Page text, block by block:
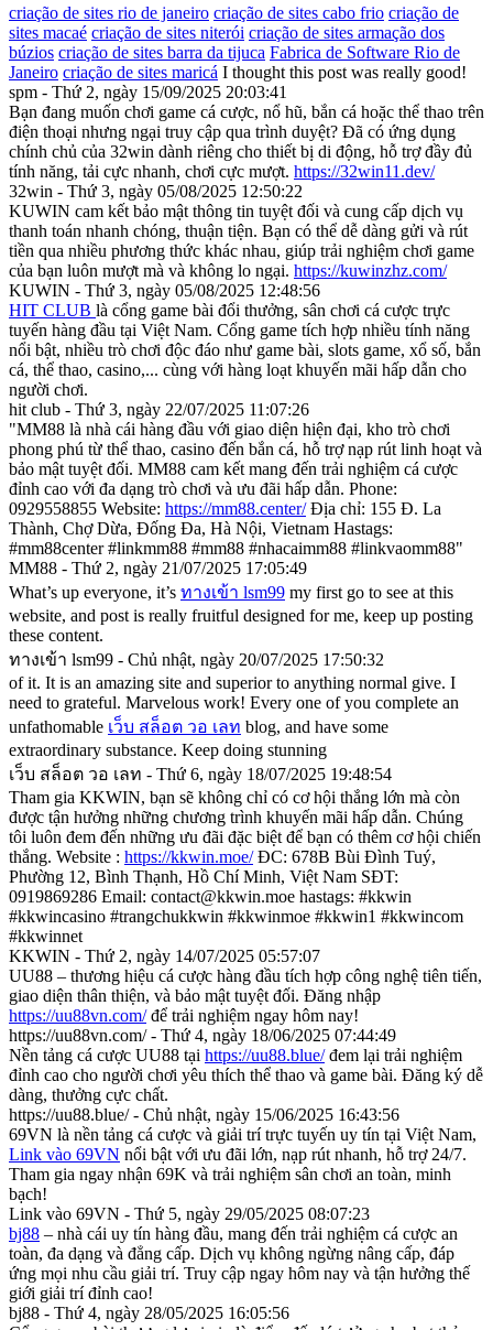
criação de sites rio de janeiro criação de sites cabo frio criação de
sites macaé criação de sites niterói criação de sites armação dos
búzios criação de sites barra da tijuca Fabrica de Software Rio de
Janeiro criação de sites maricá I thought this post was really good!
spm - Thứ 2, ngày 15/09/2025 20:03:41
Bạn đang muốn chơi game cá cược, nổ hũ, bắn cá hoặc thể thao trên
điện thoại nhưng ngại truy cập qua trình duyệt? Đã có ứng dụng
chính chủ của 32win dành riêng cho thiết bị di động, hỗ trợ đầy đủ
tính năng, tải cực nhanh, chơi cực mượt. https://32win11.dev/
32win - Thứ 3, ngày 05/08/2025 12:50:22
KUWIN cam kết bảo mật thông tin tuyệt đối và cung cấp dịch vụ
thanh toán nhanh chóng, thuận tiện. Bạn có thể dễ dàng gửi và rút
tiền qua nhiều phương thức khác nhau, giúp trải nghiệm chơi game
của bạn luôn mượt mà và không lo ngại. https://kuwinzhz.com/
KUWIN - Thứ 3, ngày 05/08/2025 12:48:56
HIT CLUB là cổng game bài đổi thưởng, sân chơi cá cược trực
tuyến hàng đầu tại Việt Nam. Cổng game tích hợp nhiều tính năng
nổi bật, nhiều trò chơi độc đáo như game bài, slots game, xổ số, bắn
cá, thể thao, casino,... cùng với hàng loạt khuyến mãi hấp dẫn cho
người chơi.
hit club - Thứ 3, ngày 22/07/2025 11:07:26
"MM88 là nhà cái hàng đầu với giao diện hiện đại, kho trò chơi
phong phú từ thể thao, casino đến bắn cá, hỗ trợ nạp rút linh hoạt và
bảo mật tuyệt đối. MM88 cam kết mang đến trải nghiệm cá cược
đỉnh cao với đa dạng trò chơi và ưu đãi hấp dẫn. Phone:
0929558855 Website: https://mm88.center/Địa chỉ: 155 Đ. La
Thành, Chợ Dừa, Đống Đa, Hà Nội, Vietnam Hastags:
#mm88center #linkmm88 #mm88 #nhacaimm88 #linkvaomm88"
MM88 - Thứ 2, ngày 21/07/2025 17:05:49
What’s up everyone, it’s ทางเข้า lsm99 my first go to see at this
website, and post is really fruitful designed for me, keep up posting
these content.
ทางเข้า lsm99 - Chủ nhật, ngày 20/07/2025 17:50:32
of it. It is an amazing site and superior to anything normal give. I
need to grateful. Marvelous work! Every one of you complete an
unfathomable เว็บ สล็อต วอ เลท blog, and have some
extraordinary substance. Keep doing stunning
เว็บ สล็อต วอ เลท - Thứ 6, ngày 18/07/2025 19:48:54
Tham gia KKWIN, bạn sẽ không chỉ có cơ hội thắng lớn mà còn
được tận hưởng những chương trình khuyến mãi hấp dẫn. Chúng
tôi luôn đem đến những ưu đãi đặc biệt để bạn có thêm cơ hội chiến
thắng. Website : https://kkwin.moe/ĐC: 678B Bùi Đình Tuý,
Phường 12, Bình Thạnh, Hồ Chí Minh, Việt Nam SĐT:
0919869286 Email: contact@kkwin.moe hastags: #kkwin
#kkwincasino #trangchukkwin #kkwinmoe #kkwin1 #kkwincom
#kkwinnet
KKWIN - Thứ 2, ngày 14/07/2025 05:57:07
UU88 – thương hiệu cá cược hàng đầu tích hợp công nghệ tiên tiến,
giao diện thân thiện, và bảo mật tuyệt đối. Đăng nhập
https://uu88vn.com/để trải nghiệm ngay hôm nay!
https://uu88vn.com/ - Thứ 4, ngày 18/06/2025 07:44:49
Nền tảng cá cược UU88 tại https://uu88.blue/đem lại trải nghiệm
đỉnh cao cho người chơi yêu thích thể thao và game bài. Đăng ký dễ
dàng, thưởng cực chất.
https://uu88.blue/ - Chủ nhật, ngày 15/06/2025 16:43:56
69VN là nền tảng cá cược và giải trí trực tuyến uy tín tại Việt Nam,
Link vào 69VN nổi bật với ưu đãi lớn, nạp rút nhanh, hỗ trợ 24/7.
Tham gia ngay nhận 69K và trải nghiệm sân chơi an toàn, minh
bạch!
Link vào 69VN - Thứ 5, ngày 29/05/2025 08:07:23
bj88 – nhà cái uy tín hàng đầu, mang đến trải nghiệm cá cược an
toàn, đa dạng và đẳng cấp. Dịch vụ không ngừng nâng cấp, đáp
ứng mọi nhu cầu giải trí. Truy cập ngay hôm nay và tận hưởng thế
giới giải trí đỉnh cao!
bj88 - Thứ 4, ngày 28/05/2025 16:05:56